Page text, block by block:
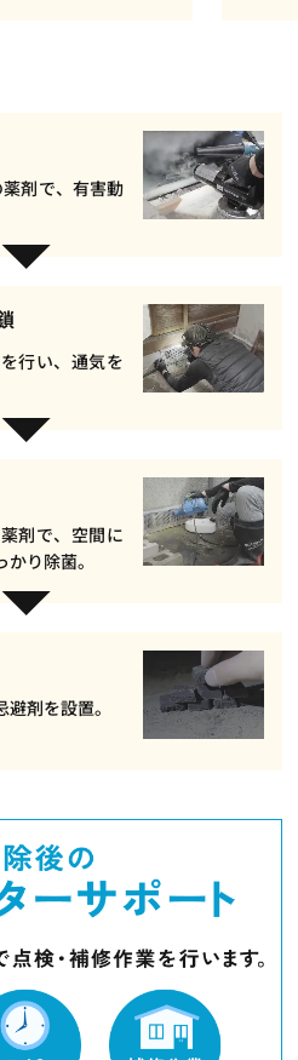
剤で、有害動
行い、通気を
剤で、空間に
り除菌。
剤を設置。